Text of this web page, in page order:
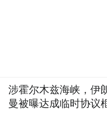
涉霍尔木兹海峡，伊
曼被曝达成临时协议